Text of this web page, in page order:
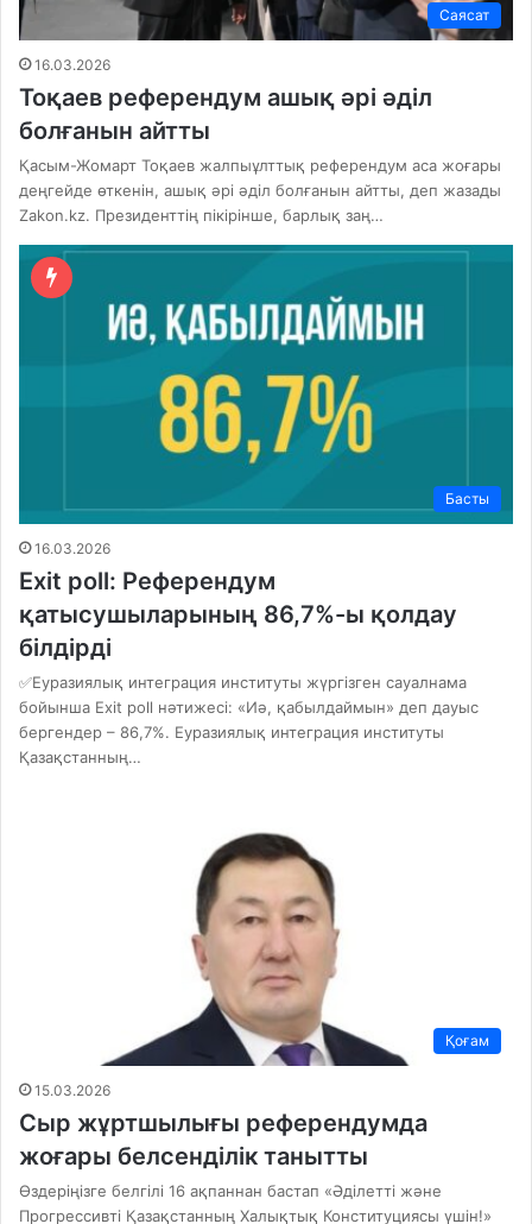
Саясат
16.03.2026
Тоқаев референдум ашық әрі әділ
болғанын айтты
Қасым-Жомарт Тоқаев жалпыұлттық референдум аса жоғары
деңгейде өткенін, ашық әрі әділ болғанын айтты, деп жазады
Zakon.kz. Президенттің пікірінше, барлық заң…
Басты
16.03.2026
Exit poll: Референдум
қатысушыларының 86,7%-ы қолдау
білдірді
✅Еуразиялық интеграция институты жүргізген сауалнама
бойынша Exit poll нәтижесі: «Иә, қабылдаймын» деп дауыс
бергендер – 86,7%. Еуразиялық интеграция институты
Қазақстанның…
Қоғам
15.03.2026
Сыр жұртшылығы референдумда
жоғары белсенділік танытты
Өздеріңізге белгілі 16 ақпаннан бастап «Әділетті және
Прогрессивті Қазақстанның Халықтық Конституциясы үшін!»